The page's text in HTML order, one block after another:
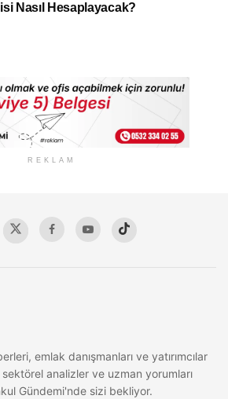
Nasıl Hesaplayacak?
REKLAM
emlak danışmanları ve yatırımcılar
analizler ve uzman yorumları
Gündemi'nde sizi bekliyor.